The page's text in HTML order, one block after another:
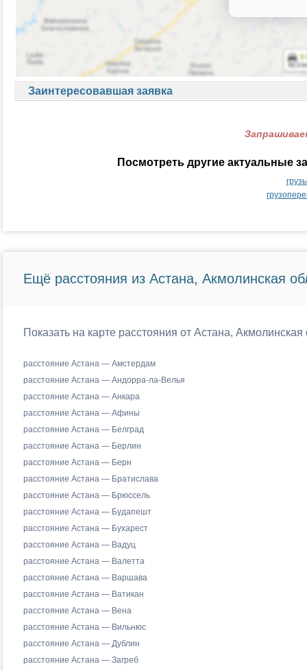
Заинтересовавшая заявка
Посмотреть другие актуальные
Ещё расстояния из Астана, Акмолинская
Показать на карте расстояния от Астана,
расстояние Астана — Амстердам
расстояние Астана — Андорра-ла-Велья
расстояние Астана — Анкара
расстояние Астана — Афины
расстояние Астана — Белград
расстояние Астана — Берлин
расстояние Астана — Берн
расстояние Астана — Братислава
расстояние Астана — Брюссель
расстояние Астана — Будапешт
расстояние Астана — Бухарест
расстояние Астана — Вадуц
расстояние Астана — Валетта
расстояние Астана — Варшава
расстояние Астана — Ватикан
расстояние Астана — Вена
расстояние Астана — Вильнюс
расстояние Астана — Дублин
расстояние Астана — Загреб